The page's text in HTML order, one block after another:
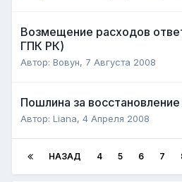
Возмещение расходов
ГПК РК)
Автор: Вовун, 7 Августа 2008
Пошлина за
Автор: Liana, 4 Апреля 2008
НАЗАД 4 5 6 7